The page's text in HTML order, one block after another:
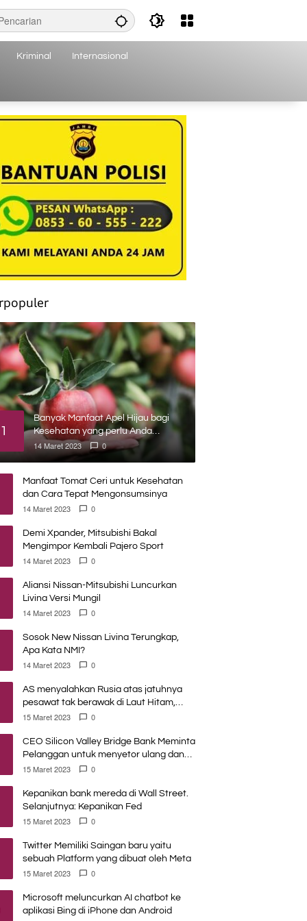
Kriminal Internasional
1
Banyak Manfaat Apel Hijau bagi
Kesehatan yang perlu Anda
ketahui
14 Maret 2023 0
Manfaat Tomat Ceri untuk Kesehatan
dan Cara Tepat Mengonsumsinya
14 Maret 2023 0
Demi Xpander, Mitsubishi Bakal
Mengimpor Kembali Pajero Sport
14 Maret 2023 0
Aliansi Nissan-Mitsubishi Luncurkan
Livina Versi Mungil
14 Maret 2023 0
Sosok New Nissan Livina Terungkap,
Apa Kata NMI?
14 Maret 2023 0
AS menyalahkan Rusia atas jatuhnya
pesawat tak berawak di Laut Hitam,
Moskow menyangkal
15 Maret 2023 0
CEO Silicon Valley Bridge Bank Meminta
Pelanggan untuk menyetor ulang dana
Mereka
15 Maret 2023 0
Kepanikan bank mereda di Wall Street.
Selanjutnya: Kepanikan Fed
15 Maret 2023 0
Twitter Memiliki Saingan baru yaitu
sebuah Platform yang dibuat oleh Meta
15 Maret 2023 0
Microsoft meluncurkan AI chatbot ke
aplikasi Bing di iPhone dan Android